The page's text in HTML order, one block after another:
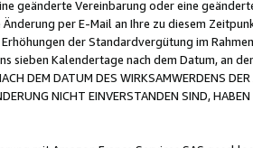
geänderte Vereinbarung oder eine
per E-Mail an Ihre zu diesem
der Standardvergütung im
sieben Kalendertage nach dem Datum, an
DEM DATUM DES WIRKSAMWERDENS
NICHT EINVERSTANDEN SIND,